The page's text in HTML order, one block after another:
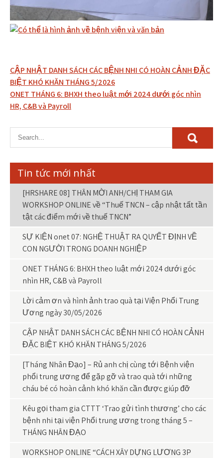
Điều
hướng
bài
viết
CẬP NHẬT DANH SÁCH CÁC BỆNH NHI CÓ HOÀN CẢNH ĐẶC
BIỆT KHÓ KHĂN THÁNG 5/2026
ONET THÁNG 6: BHXH theo luật mới 2024 dưới góc nhìn
HR, C&B và Payroll
Tin tức mới nhất
[HRSHARE 08] THÂN MỜI ANH/CHỊ THAM GIA
WORKSHOP ONLINE về “Thuế TNCN – cập nhật tất tần
tật các điểm mới về thuế TNCN”
SỰ KIỆN onet 07: NGHỆ THUẬT RA QUYẾT ĐỊNH VỀ
CON NGƯỜI TRONG DOANH NGHIỆP
ONET THÁNG 6: BHXH theo luật mới 2024 dưới góc
nhìn HR, C&B và Payroll
Lời cảm ơn và hình ảnh trao quà tại Viện Phổi Trung
Ương ngày 30/05/2026
CẬP NHẬT DANH SÁCH CÁC BỆNH NHI CÓ HOÀN CẢNH
ĐẶC BIỆT KHÓ KHĂN THÁNG 5/2026
[Tháng Nhân Đạo] – Rủ anh chị cùng tới Bệnh viện
phổi trung ương để gặp gỡ và trao quà tới những
cháu bé có hoàn cảnh khó khăn cần được giúp đỡ
Kêu gọi tham gia CTTT ‘Trao gửi tình thương’ cho các
bệnh nhi tại viện Phổi trung ương trong tháng 5 –
THÁNG NHÂN ĐẠO
WORKSHOP ONLINE “CÁCH XÂY DỰNG LƯƠNG 3P